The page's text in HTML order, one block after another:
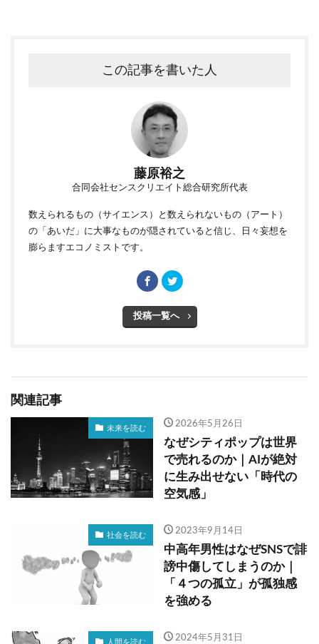
この記事を書いた人
藤原裕之
合同会社センスクリエイト総合研究所代表
数えられるもの（サイエンス）と数えられないもの（アート）
の「あいだ」に大事なものが隠されていると信じ、日々妄想を
膨らますエコノミストです。
投稿一覧へ
関連記事
未来を読む 2026年5月26日
なぜシティポップは世界
で売れるのか｜AIが絶対
に生み出せない「時代の
空気感」
社会を読む 2023年9月14日
中高年男性はなぜSNSで誹
謗中傷してしまうのか｜
「４つの孤立」が孤独感
を強める
人間を読む 2024年5月31日